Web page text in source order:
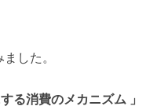
した。
る消費のメカニズム 」